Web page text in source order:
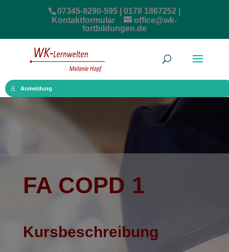
07345-9290-595 | 0178 1867252 |
Kontaktformular
office@wk-
fortbildungen.de
Anmeldung
FA COPD 1
Kursbeschreibung